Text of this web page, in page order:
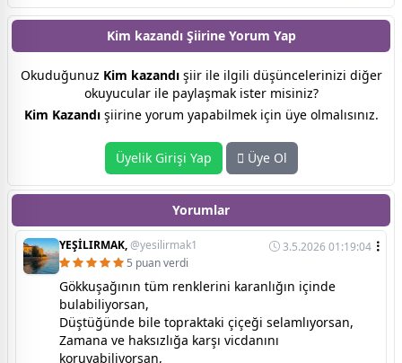
Kim kazandı Şiirine Yorum Yap
Okuduğunuz Kim kazandışiir ile ilgili düşüncelerinizi diğer
okuyucular ile paylaşmak ister misiniz?
Kim Kazandışiirine yorum yapabilmek için üye olmalısınız.
Üyelik Girişi Yap Üye Ol
Yorumlar
YEŞİLIRMAK,@yesilirmak1
3.5.2026 01:19:04
5 puan verdi
Gökkuşağının tüm renklerini karanlığın içinde
bulabiliyorsan,
Düştüğünde bile topraktaki çiçeği selamlıyorsan,
Zamana ve haksızlığa karşı vicdanını
koruyabiliyorsan,